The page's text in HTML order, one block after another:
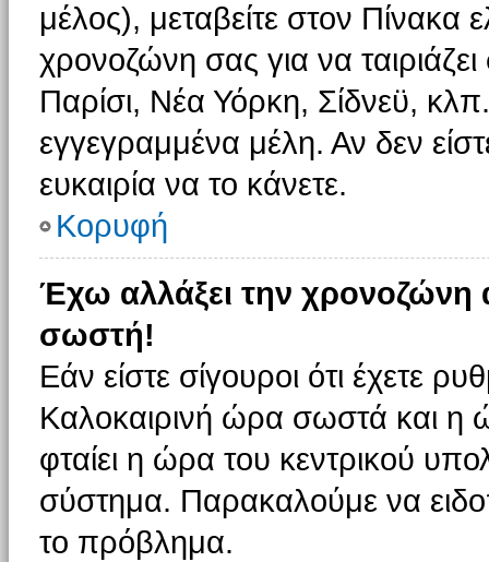
μέλος), μεταβείτε στον Πίνακα
χρονοζώνη σας για να
Παρίσι, Νέα Υόρκη, Σίδνεϋ,
εγγεγραμμένα μέλη. Αν δεν
ευκαιρία να το κάνετε.
Κορυφή
Έχω αλλάξει την χρονοζώνη
σωστή!
Εάν είστε σίγουροι ότι έχετε
Καλοκαιρινή ώρα σωστά και η
φταίει η ώρα του κεντρικού
σύστημα. Παρακαλούμε να
το πρόβλημα.